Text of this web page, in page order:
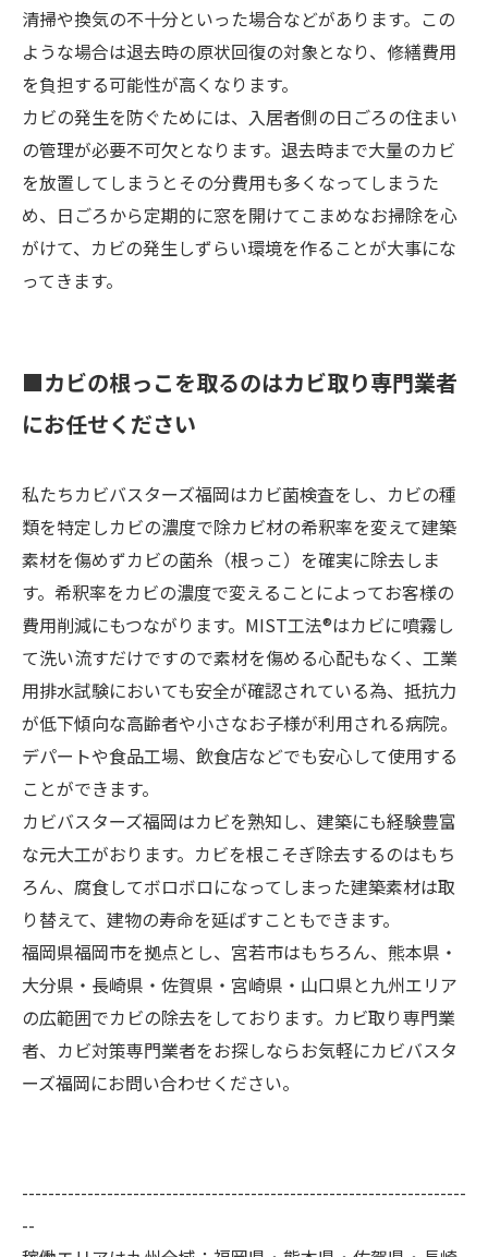
清掃や換気の不十分といった場合などがあります。この
ような場合は退去時の原状回復の対象となり、修繕費用
を負担する可能性が高くなります。
カビの発生を防ぐためには、入居者側の日ごろの住まい
の管理が必要不可欠となります。退去時まで大量のカビ
を放置してしまうとその分費用も多くなってしまうた
め、日ごろから定期的に窓を開けてこまめなお掃除を心
がけて、カビの発生しずらい環境を作ることが大事にな
ってきます。
■カビの根っこを取るのはカビ取り専門業者
にお任せください
私たちカビバスターズ福岡はカビ菌検査をし、カビの種
類を特定しカビの濃度で除カビ材の希釈率を変えて建築
素材を傷めずカビの菌糸（根っこ）を確実に除去しま
す。希釈率をカビの濃度で変えることによってお客様の
費用削減にもつながります。MIST工法®はカビに噴霧し
て洗い流すだけですので素材を傷める心配もなく、工業
用排水試験においても安全が確認されている為、抵抗力
が低下傾向な高齢者や小さなお子様が利用される病院。
デパートや食品工場、飲食店などでも安心して使用する
ことができます。
カビバスターズ福岡はカビを熟知し、建築にも経験豊富
な元大工がおります。カビを根こそぎ除去するのはもち
ろん、腐食してボロボロになってしまった建築素材は取
り替えて、建物の寿命を延ばすこともできます。
福岡県福岡市を拠点とし、宮若市はもちろん、熊本県・
大分県・長崎県・佐賀県・宮崎県・山口県と九州エリア
の広範囲でカビの除去をしております。カビ取り専門業
者、カビ対策専門業者をお探しならお気軽にカビバスタ
ーズ福岡にお問い合わせください。
--------------------------------------------------------------------
--